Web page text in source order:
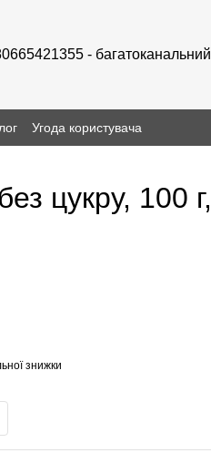
- багатоканальний
Угода користувача
цукру, 100 г,
знижки